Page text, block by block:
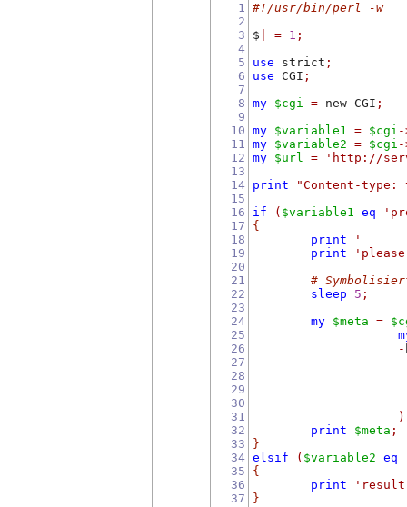
1
2
3
4
5
6
7
8
9
10
11
12
13
14
15
16
17
18
19
20
21
22
23
24
25
26
27
28
29
30
31
32
33
34
35
36
37
#!/usr/bin/perl -w
$
= 1 ;
use strict ;
use CGI ;
my $cgi = new CGI ;
my $variable1 = $cgi -
my $variable2 = $cgi -
my $url =
'http://
print
"Content-
if
( $variable1 eq
{
print
'
print
#
sleep
5 ;
my $meta =
-
print
$meta ;
}
elsif
( $variable2 eq
{
print
}